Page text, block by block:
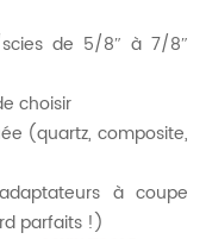
de 5/8″ à 7/8″
choisir
(quartz, composite,
à coupe
parfaits !)